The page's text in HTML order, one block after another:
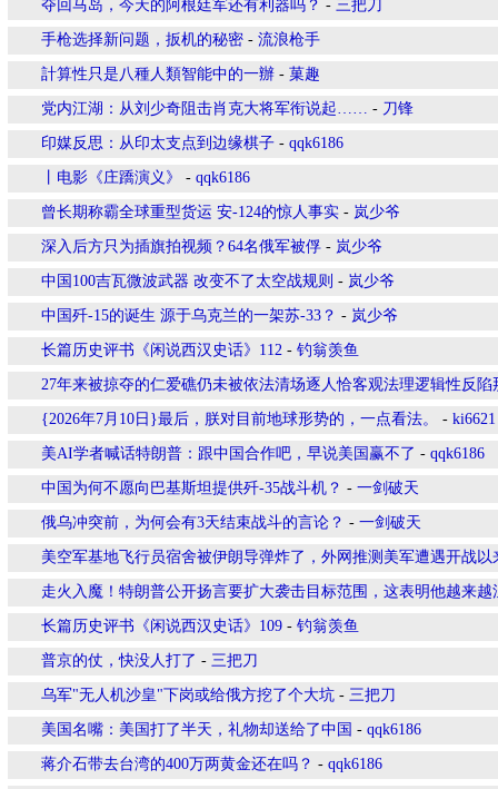
夺回马岛，今天的阿根廷军还有利器吗？ - 三把刀
手枪选择新问题，扳机的秘密 - 流浪枪手
計算性只是八種人類智能中的一辦 - 菓趣
党内江湖：从刘少奇阻击肖克大将军衔说起…… - 刀锋
印媒反思：从印太支点到边缘棋子 - qqk6186
丨电影《庄蹻演义》 - qqk6186
曾长期称霸全球重型货运 安-124的惊人事实 - 岚少爷
深入后方只为插旗拍视频？64名俄军被俘 - 岚少爷
中国100吉瓦微波武器 改变不了太空战规则 - 岚少爷
中国歼-15的诞生 源于乌克兰的一架苏-33？ - 岚少爷
长篇历史评书《闲说西汉史话》112 - 钓翁羡鱼
27年来被掠夺的仁爱礁仍未被依法清场逐人恰客观法理逻辑性反
{2026年7月10日}最后，朕对目前地球形势的，一点看法。 - ki6621
美AI学者喊话特朗普：跟中国合作吧，早说美国赢不了 - qqk6186
中国为何不愿向巴基斯坦提供歼-35战斗机？ - 一剑破天
俄乌冲突前，为何会有3天结束战斗的言论？ - 一剑破天
美空军基地飞行员宿舍被伊朗导弹炸了，外网推测美军遭遇开战以
走火入魔！特朗普公开扬言要扩大袭击目标范围，这表明他越来越
长篇历史评书《闲说西汉史话》109 - 钓翁羡鱼
普京的仗，快没人打了 - 三把刀
乌军"无人机沙皇"下岗或给俄方挖了个大坑 - 三把刀
美国名嘴：美国打了半天，礼物却送给了中国 - qqk6186
蒋介石带去台湾的400万两黄金还在吗？ - qqk6186